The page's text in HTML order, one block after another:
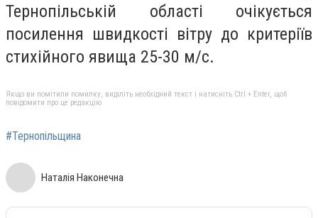
Тернопільській області очікується
посилення швидкості вітру до критеріїв
стихійного явища 25-30 м/с.
Якщо ви помітили помилку, виділіть необхідний текст і натисніть Ctrl + Enter, щоб
повідомити про це редакцію
#Тернопільщина
Наталія Наконечна